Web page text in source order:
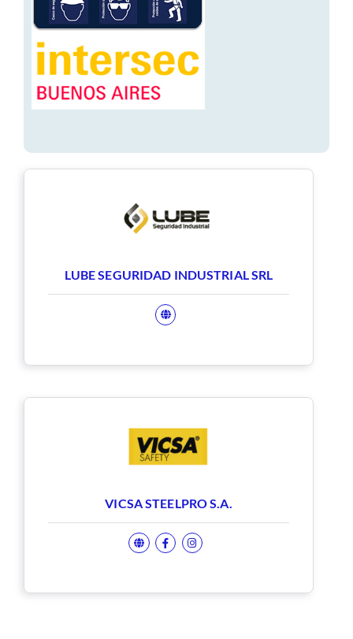
LUBE SEGURIDAD INDUSTRIAL SRL
VICSA STEELPRO S.A.